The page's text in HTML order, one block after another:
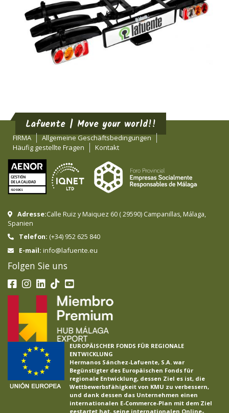
Lafuente | Move your world!!
FIRMA
Allgemeine Geschäftsbedingungen
Häufig gestellte Fragen
Kontakt
Adresse:Calle Ruiz y Maiquez 60 (29590) Campanillas, Málaga,
Spanien
Telefon: (+34) 952 625 840
E-mail: info@lafuente.eu
Folgen Sie uns
EUROPÄISCHER FONDS FÜR REGIONALE
ENTWICKLUNG
Hermanos Sánchez-Lafuente, S.A. war
Begünstigter des Europäischen Fonds für
regionale Entwicklung, dessen Ziel es ist, die
Wettbewerbsfähigkeit von KMU zu verbessern,
und dank dessen das Unternehmen einen
internationalen E-Commerce-Plan mit dem Ziel
gestartet hat, seine internationalen Online-